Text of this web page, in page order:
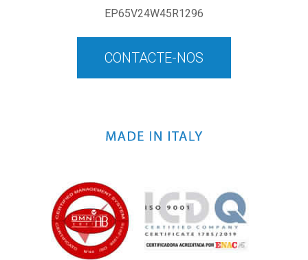
EP65V24W45R1296
CONTACTE-NOS